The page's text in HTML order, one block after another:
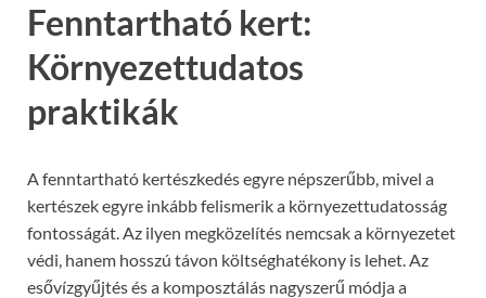
Fenntartható kert:
Környezettudatos
praktikák
A fenntartható kertészkedés egyre népszerűbb, mivel a
kertészek egyre inkább felismerik a környezettudatosság
fontosságát. Az ilyen megközelítés nemcsak a környezetet
védi, hanem hosszú távon költséghatékony is lehet. Az
esővízgyűjtés és a komposztálás nagyszerű módja a